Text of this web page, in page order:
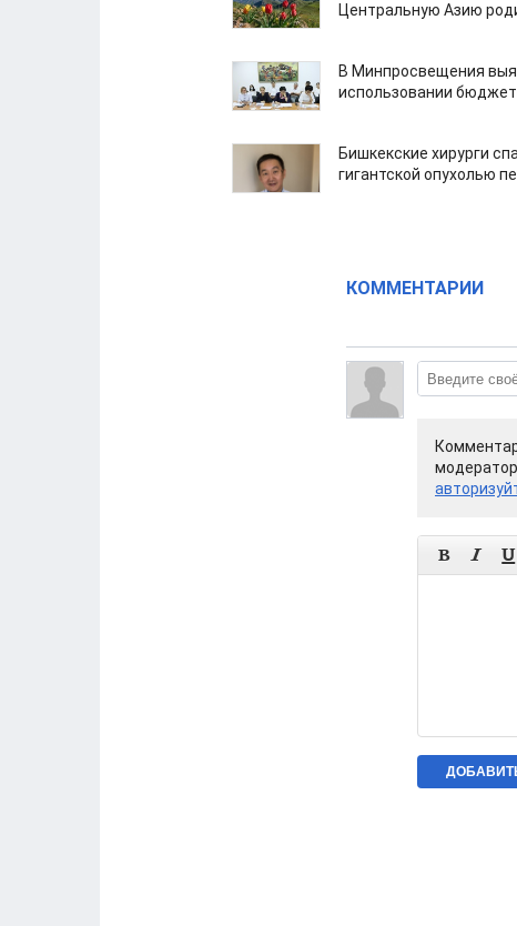
Центральную Азию
В Минпросвещения
использовании
Бишкекские хирурги
гигантской опухолью
КОММЕНТАРИИ
  